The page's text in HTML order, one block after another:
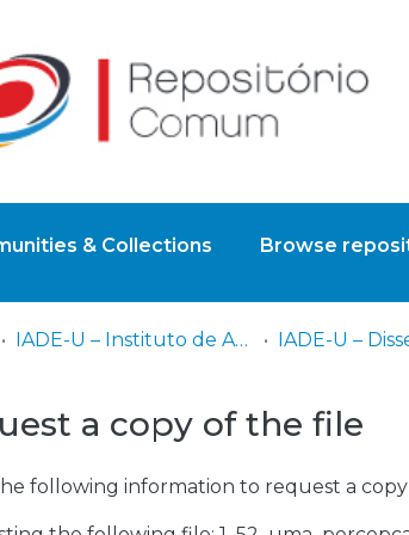
& Collections Browse
IADE-U – Instituto de Arte, Design e Empresa - Universitário
a copy of the file
following information to request a